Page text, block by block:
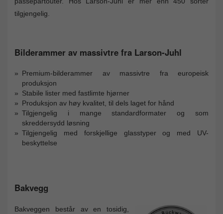
tilgjengelig.
Bilderammer av massivtre fra Larson-Juhl
Premium-bilderammer av massivtre fra europeisk
produksjon
Stabile lister med fastlimte hjørner
Produksjon av høy kvalitet, til dels laget for hånd
Tilgjengelig i mange standardformater og som
skreddersydd løsning
Tilgjengelig med forskjellige glasstyper og med UV-
beskyttelse
Bakvegg
Bakveggen består av en tosidig,